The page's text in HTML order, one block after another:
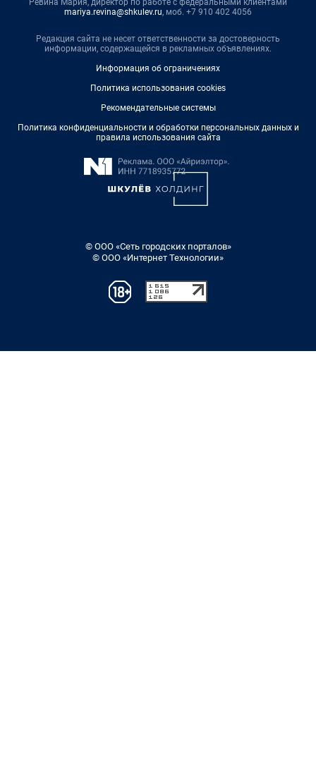
mariya.revina@shkulev.ru, моб. +7 910 402 4056
Редакция сайта не несет ответственности за достоверность
информации, содержащейся в рекламных объявлениях.
Информация об ограничениях
Политика использования cookies
Рекомендательные системы
Политика конфиденциальности и обработки персональных данных и
правила использования сайта
© ООО «Сеть городских порталов»
© ООО «Интернет Технологии»